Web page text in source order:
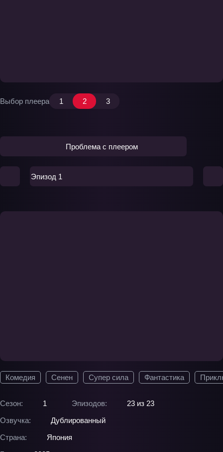
Комедия Сенен Супер сила Фантастика
Сезон: 1 Эпизодов:
23 из 23
Озвучка:
Дублированный
Страна:
Япония
Выбор плеера 1 2 3
Проблема с плеером
Эпизод 1